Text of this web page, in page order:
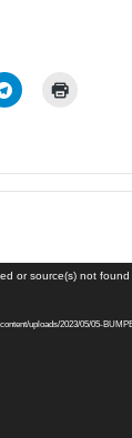
or source(s) not found
uploads/2023/05/05-